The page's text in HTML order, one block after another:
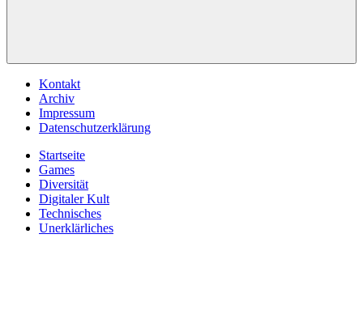
Kontakt
Archiv
Impressum
Datenschutzerklärung
Startseite
Games
Diversität
Digitaler Kult
Technisches
Unerklärliches